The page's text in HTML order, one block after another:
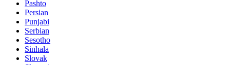
Pashto
Persian
Punjabi
Serbian
Sesotho
Sinhala
Slovak